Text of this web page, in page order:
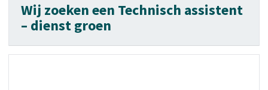
Wij zoeken een Technisch assistent
– dienst groen